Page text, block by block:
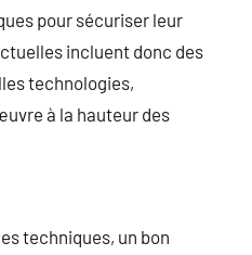
pour sécuriser leur
incluent donc des
technologies,
à la hauteur des
techniques, un bon